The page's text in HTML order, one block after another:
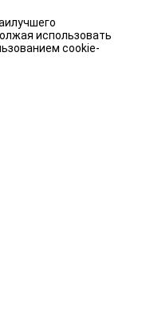
использовать
cookie-